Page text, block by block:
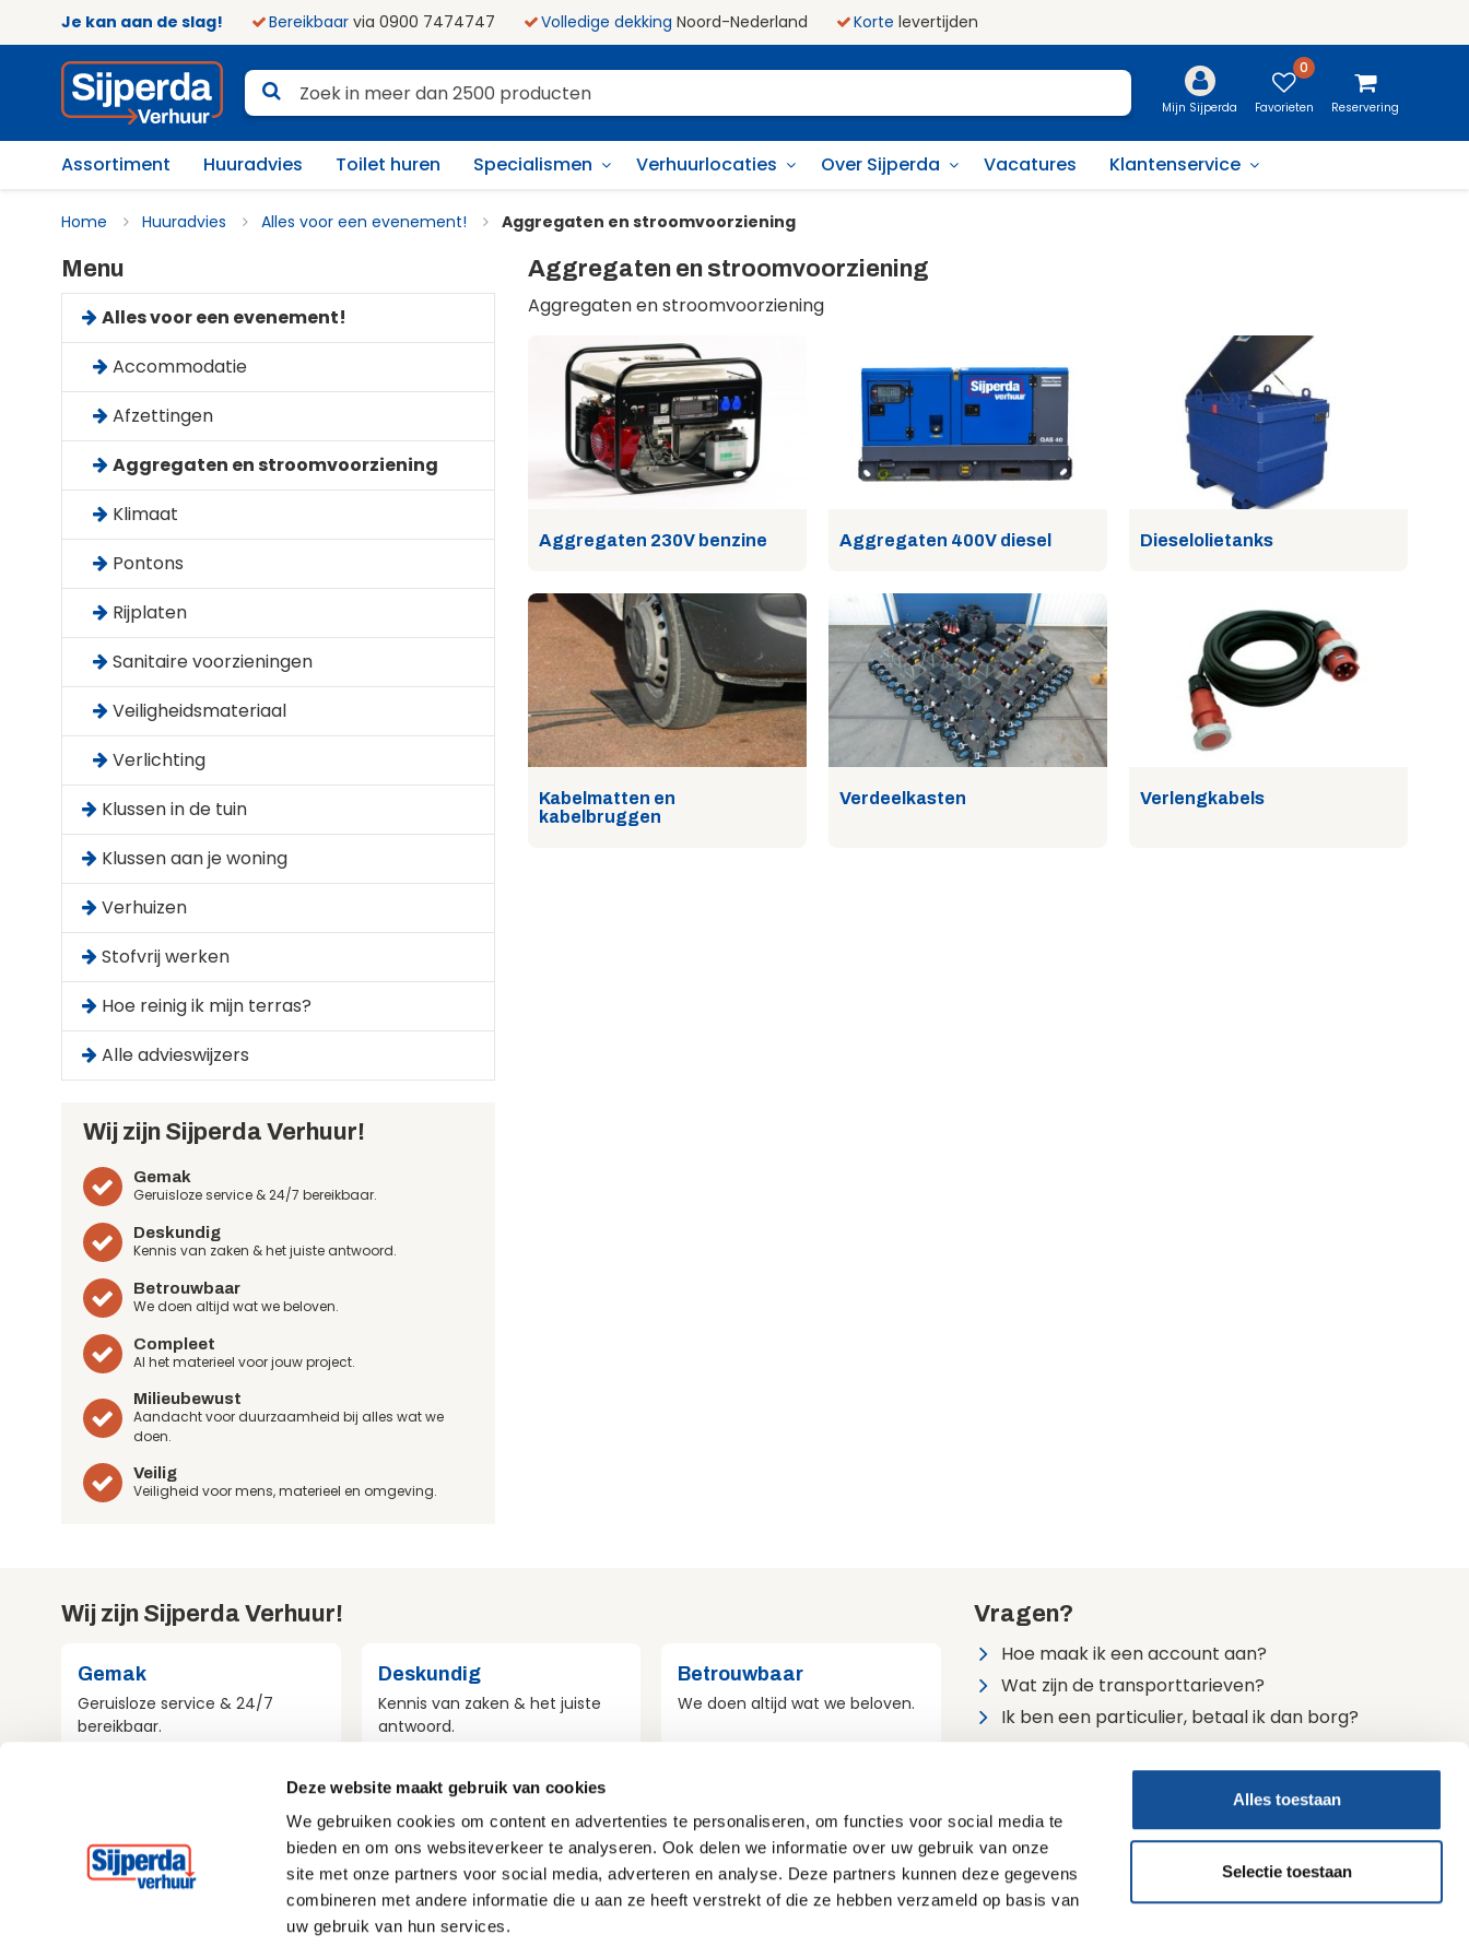
Deze website maakt gebruik van cookies
We gebruiken cookies om content en advertenties te personaliseren, om functies voor social media te
bieden en om ons websiteverkeer te analyseren. Ook delen we informatie over uw gebruik van onze
site met onze partners voor social media, adverteren en analyse. Deze partners kunnen deze gegevens
combineren met andere informatie die u aan ze heeft verstrekt of die ze hebben verzameld op basis van
uw gebruik van hun services.
Alles toestaan
Selectie toestaan
Je kan aan de slag! Bereikbaar via 0900 7474747 Volledige dekking Noord-Nederland Korte levertijden
Mijn Sijperda
0
Favorieten Reservering
Assortiment Huuradvies Toilet huren Specialismen Verhuurlocaties Over Sijperda Vacatures Klantenservice
Home Huuradvies Alles voor een evenement! Aggregaten en stroomvoorziening
Aggregaten en stroomvoorziening
Aggregaten en stroomvoorziening
Aggregaten 230V benzine Aggregaten 400V diesel Dieselolietanks
Kabelmatten en
kabelbruggen
Verdeelkasten Verlengkabels
Menu
Alles voor een evenement!
Accommodatie
Afzettingen
Aggregaten en stroomvoorziening
Klimaat
Pontons
Rijplaten
Sanitaire voorzieningen
Veiligheidsmateriaal
Verlichting
Klussen in de tuin
Klussen aan je woning
Verhuizen
Stofvrij werken
Hoe reinig ik mijn terras?
Alle advieswijzers
Wij zijn Sijperda Verhuur!
Gemak
Geruisloze service & 24/7 bereikbaar.
Deskundig
Kennis van zaken & het juiste antwoord.
Betrouwbaar
We doen altijd wat we beloven.
Compleet
Al het materieel voor jouw project.
Milieubewust
Aandacht voor duurzaamheid bij alles wat we
doen.
Veilig
Veiligheid voor mens, materieel en omgeving.
Wij zijn Sijperda Verhuur!
Gemak
Geruisloze service & 24/7
bereikbaar.
Deskundig
Kennis van zaken & het juiste
antwoord.
Betrouwbaar
We doen altijd wat we beloven.
project.
Aandacht voor duurzaamheid
bij alles wat we doen.
Veiligheid voor mens, materieel
en omgeving.
Vragen?
Hoe maak ik een account aan?
Wat zijn de transporttarieven?
Ik ben een particulier, betaal ik dan borg?
24/7 bereikbaar
0900 7474747 (lokaal tarief)